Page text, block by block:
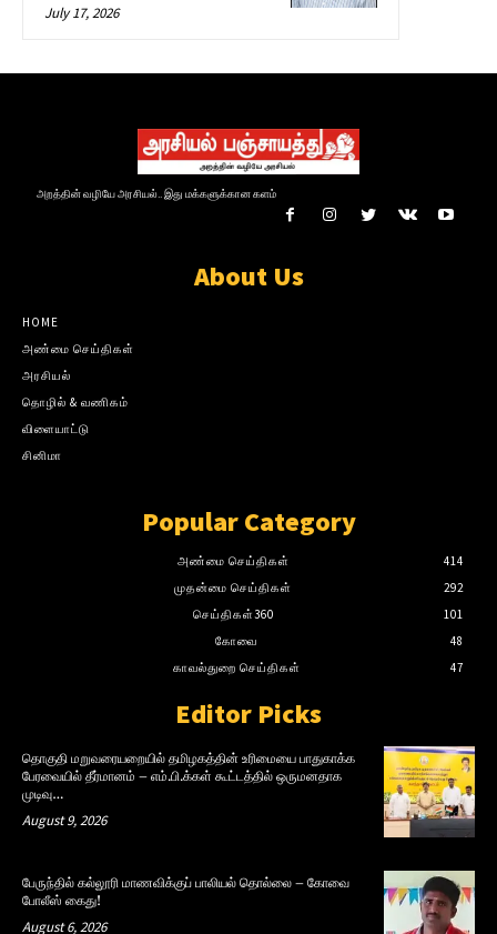
July 17, 2026
அறத்தின் வழியே அரசியல்.. இது மக்களுக்கான களம்
About Us
HOME
அண்மை செய்திகள்
அரசியல்
தொழில் & வணிகம்
விளையாட்டு
சினிமா
Popular Category
அண்மை செய்திகள்
414
முதன்மை செய்திகள்
292
செய்திகள்360
101
கோவை
48
காவல்துறை செய்திகள்
47
Editor Picks
தொகுதி மறுவரையறையில் தமிழகத்தின் உரிமையை பாதுகாக்க
பேரவையில் தீர்மானம் – எம்.பி.க்கள் கூட்டத்தில் ஒருமனதாக
முடிவு…
August 9, 2026
பேருந்தில் கல்லூரி மாணவிக்குப் பாலியல் தொல்லை – கோவை
போலீஸ் கைது!
August 6, 2026